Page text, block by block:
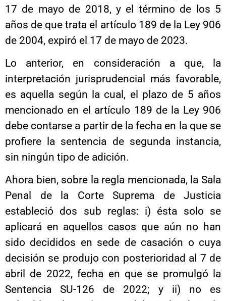
17 de mayo de 2018, y el término de los 5
años de que trata el artículo 189 de la Ley 906
de 2004, expiró el 17 de mayo de 2023.
Lo anterior, en consideración a que, la
interpretación jurisprudencial más favorable,
es aquella según la cual, el plazo de 5 años
mencionado en el artículo 189 de la Ley 906
debe contarse a partir de la fecha en la que se
profiere la sentencia de segunda instancia,
sin ningún tipo de adición.
Ahora bien, sobre la regla mencionada, la Sala
Penal de la Corte Suprema de Justicia
estableció dos sub reglas: i) ésta solo se
aplicará en aquellos casos que aún no han
sido decididos en sede de casación o cuya
decisión se produjo con posterioridad al 7 de
abril de 2022, fecha en que se promulgó la
Sentencia SU-126 de 2022; y ii) no es